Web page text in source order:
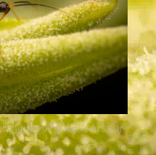
virgula) – Art der